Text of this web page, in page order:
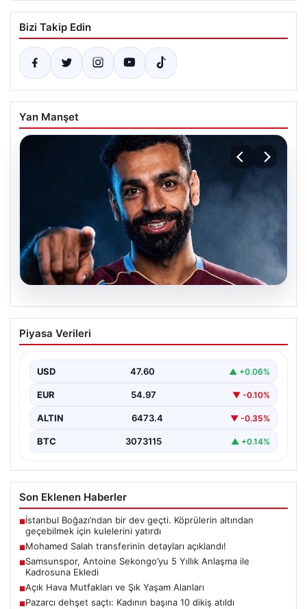
Bizi Takip Edin
Yan Manşet
05.08.2026
Mohamed Salah transferinin detayları
açıklandı!
Piyasa Verileri
USD 47.60 ▲ +0.06%
EUR 54.97 ▼ -0.10%
ALTIN 6473.4 ▼ -0.35%
BTC 3073115 ▲ +0.14%
Son Eklenen Haberler
■İstanbul Boğazı’ndan bir dev geçti. Köprülerin altından
geçebilmek için kulelerini yatırdı
■Mohamed Salah transferinin detayları açıklandı!
■Samsunspor, Antoine Sekongo’yu 5 Yıllık Anlaşma ile
Kadrosuna Ekledi
■Açık Hava Mutfakları ve Şık Yaşam Alanları
■Pazarcı dehşet saçtı: Kadının başına 10 dikiş atıldı